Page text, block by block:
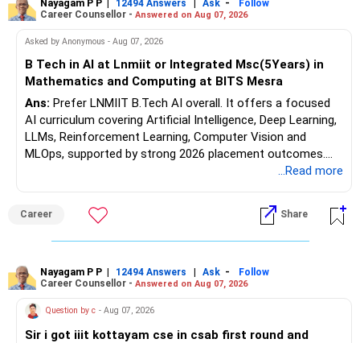
साथ संरेखित है, समय-समय पर अपने पोर्टफोलियो की समीक्षा करें।
अतिरिक्त सुझाव
आपातकालीन निधि
तरलता: अपने खर्चों के 6-12 महीनों के बराबर एक आपातकालीन निधि बनाए
रखें। यह अप्रत्याशित परिस्थितियों के लिए तरलता सुनिश्चित करता है।
स्वास्थ्य और टर्म बीमा
स्वास्थ्य बीमा: सुनिश्चित करें कि आपके पास पर्याप्त स्वास्थ्य बीमा कवरेज है।
लिए टर्म बीमा पर विचार करें।
निरंतर सीखना: व्यक्तिगत वित्त और निवेश के बारे में सीखते रहें। यह आपको
सूचित निर्णय लेने में मदद करता है।
सलाह लें: अपने वित्तीय लक्ष्यों के अनुरूप व्यक्तिगत सलाह के लिए किसी
प्रमाणित वित्तीय योजनाकार (सीएफपी) से परामर्श करने पर विचार करें।
opportunities. All The Best for Your Prosperous Future, Sir!
Follow RediffGURUS to Know More on 'Careers | Money |
Nayagam P P | 12494 Answers | Ask -
Follow
Career Counsellor - Answered on Aug 07, 2026
Asked by Anonymous - Aug 07, 2026
B Tech in AI at Lnmiit or Integrated Msc(5Years) in
Mathematics and Computing at BITS Mesra
Ans: Prefer LNMIIT B.Tech AI overall. It offers a focused
AI curriculum covering Artificial Intelligence, Deep Learning,
LLMs, Reinforcement Learning, Computer Vision and
MLOps, supported by strong 2026 placement outcomes.
Choose BIT Mesra’s Integrated M.Sc. Mathematics &
aptitude and is targeting Quant, research, advanced
analytics or a PhD. All The Best for Your Prosperous
Future!
Follow RediffGURUS to Know More on 'Careers | Money |
Health | Relationships'.
...Read more
Career Share
Nayagam P P | 12494 Answers | Ask -
Follow
Career Counsellor - Answered on Aug 07, 2026
Question by c - Aug 07, 2026
Sir i got iiit kottayam cse in csab first round and